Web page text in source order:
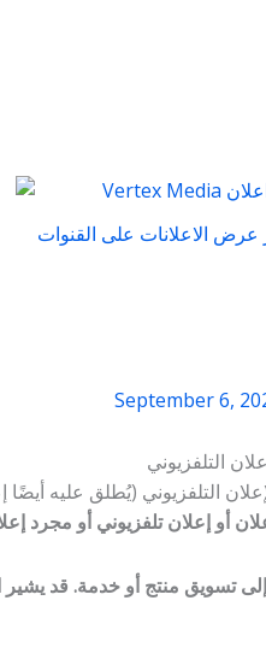
عرض الاعلانات على القنوات
September 6,
التلفزيوني (يُطلق عليه أيضًا